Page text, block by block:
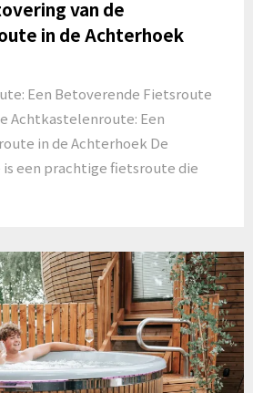
van de
in de Achterhoek
Een Betoverende Fietsroute
Achtkastelenroute: Een
in de Achterhoek De
een prachtige fietsroute die